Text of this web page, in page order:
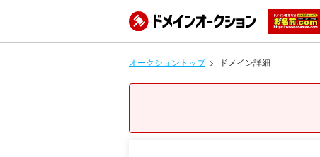
オークショントップ ドメイン詳細